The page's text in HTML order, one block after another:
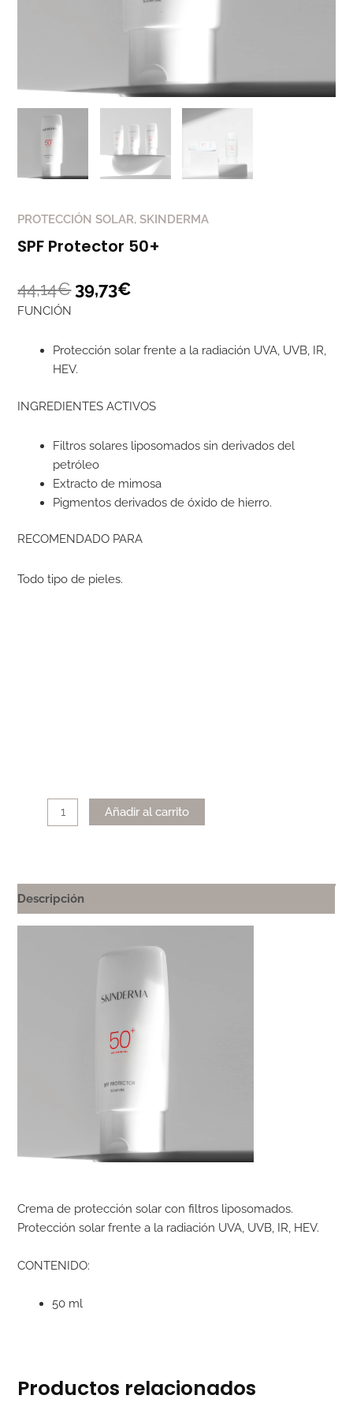
PROTECCIÓN SOLAR,SKINDERMA
SPF Protector 50+
44,14€ 39,73€
FUNCIÓN
Protección solar frente a la radiación UVA, UVB, IR,
HEV.
INGREDIENTES ACTIVOS
Filtros solares liposomados sin derivados del
petróleo
Extracto de mimosa
Pigmentos derivados de óxido de hierro.
RECOMENDADO PARA
Todo tipo de pieles.
Añadir al carrito
Descripción
Crema de protección solar con filtros liposomados.
Protección solar frente a la radiación UVA, UVB, IR, HEV.
CONTENIDO:
50 ml
Productos relacionados